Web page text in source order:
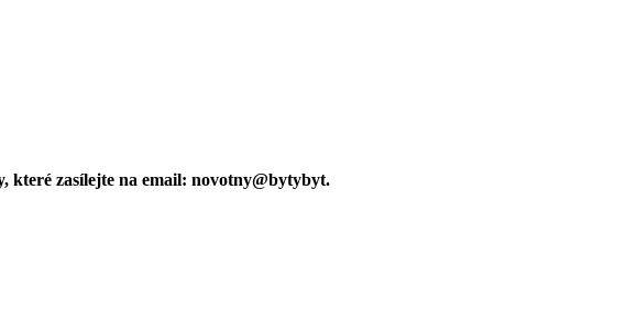
které zasílejte na email: novotny@bytybyt.